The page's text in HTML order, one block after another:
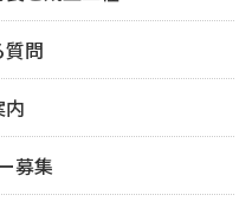
質問
内
募集